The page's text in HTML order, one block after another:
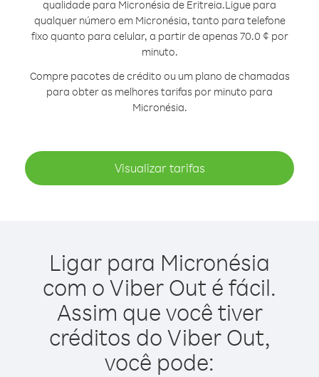
qualidade para Micronésia de Eritreia.Ligue para
qualquer número em Micronésia, tanto para telefone
fixo quanto para celular, a partir de apenas 70.0 ¢ por
minuto.
Compre pacotes de crédito ou um plano de chamadas
para obter as melhores tarifas por minuto para
Micronésia.
Visualizar tarifas
Ligar para Micronésia
com o Viber Out é fácil.
Assim que você tiver
créditos do Viber Out,
você pode: